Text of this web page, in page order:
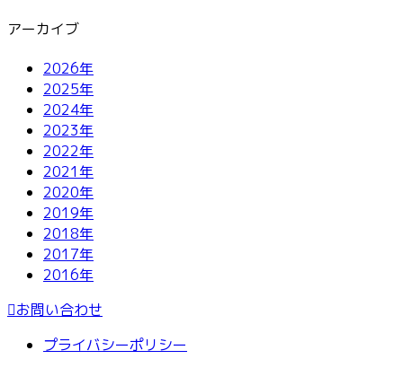
アーカイブ
2026年
2025年
2024年
2023年
2022年
2021年
2020年
2019年
2018年
2017年
2016年
お問い合わせ
プライバシーポリシー